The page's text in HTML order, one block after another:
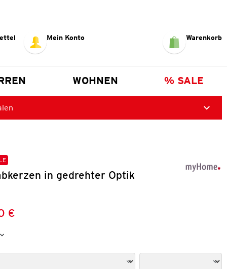
Mein Konto Warenkorb
WOHNEN % SALE
in gedrehter Optik
€